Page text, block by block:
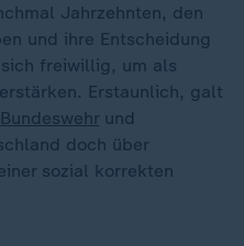
Jahrzehnten, den
und ihre Entscheidung
freiwillig, um als
Erstaunlich, galt
Bundeswehr und
doch über
sozial korrekten